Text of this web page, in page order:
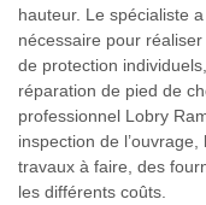
hauteur. Le spécialiste
nécessaire pour
de protection
réparation de pied de
professionnel Lobry
inspection de
travaux à faire, des
les différents coûts.